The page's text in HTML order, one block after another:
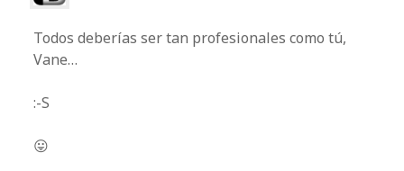
Todos deberías ser tan profesionales como tú,
Vane…
:-S
😛